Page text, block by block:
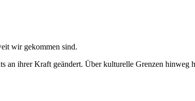
wir gekommen sind.
ihrer Kraft geändert. Über kulturelle Grenzen hinweg